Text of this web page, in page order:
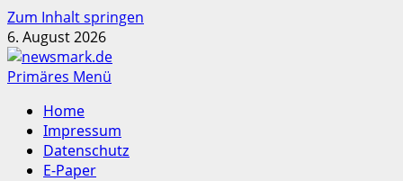
Zum Inhalt springen
6. August 2026
Primäres Menü
Home
Impressum
Datenschutz
E-Paper